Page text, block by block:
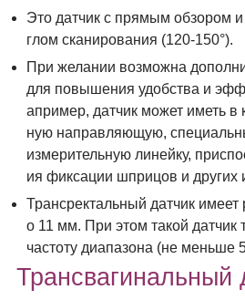
Это датчик с прямым обзором
глом сканирования (120-150°).
При желании возможна
для повышения удобства и
апример, датчик может иметь в
ную направляющую,
измерительную линейку,
ия фиксации шприцов и других
Трансректальный датчик имеет
о 11 мм. При этом такой датчик
частоту диапазона (не меньше
Трансвагинальный